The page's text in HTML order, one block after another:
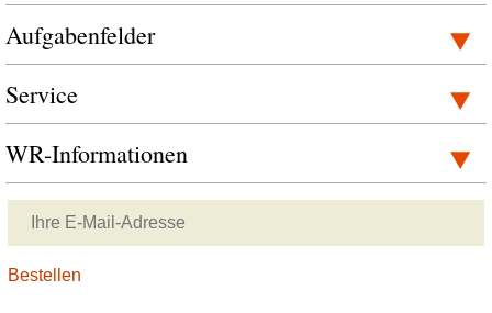
Aufgabenfelder
Service
WR-Informationen